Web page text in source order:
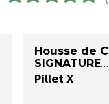
Housse de
SIGNATURE
Pillet X